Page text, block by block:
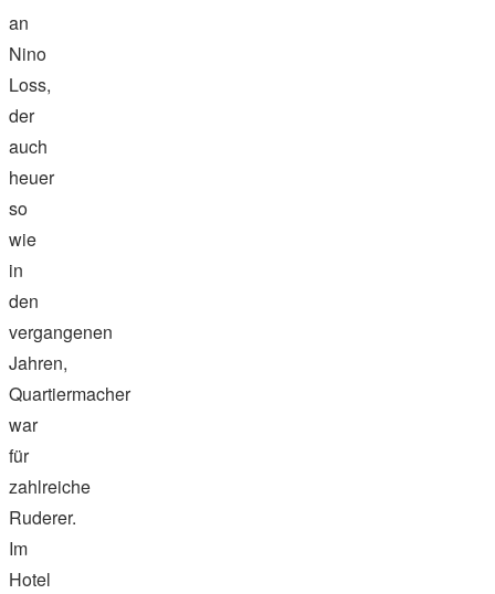
an
Nino
Loss,
der
auch
heuer
so
wie
in
den
vergangenen
Jahren,
Quartiermacher
war
für
zahlreiche
Ruderer.
Im
Hotel